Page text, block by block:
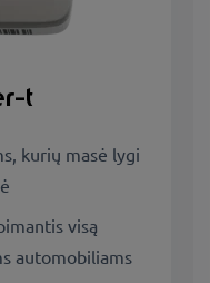
t
kurių masė lygi
visą
automobiliams